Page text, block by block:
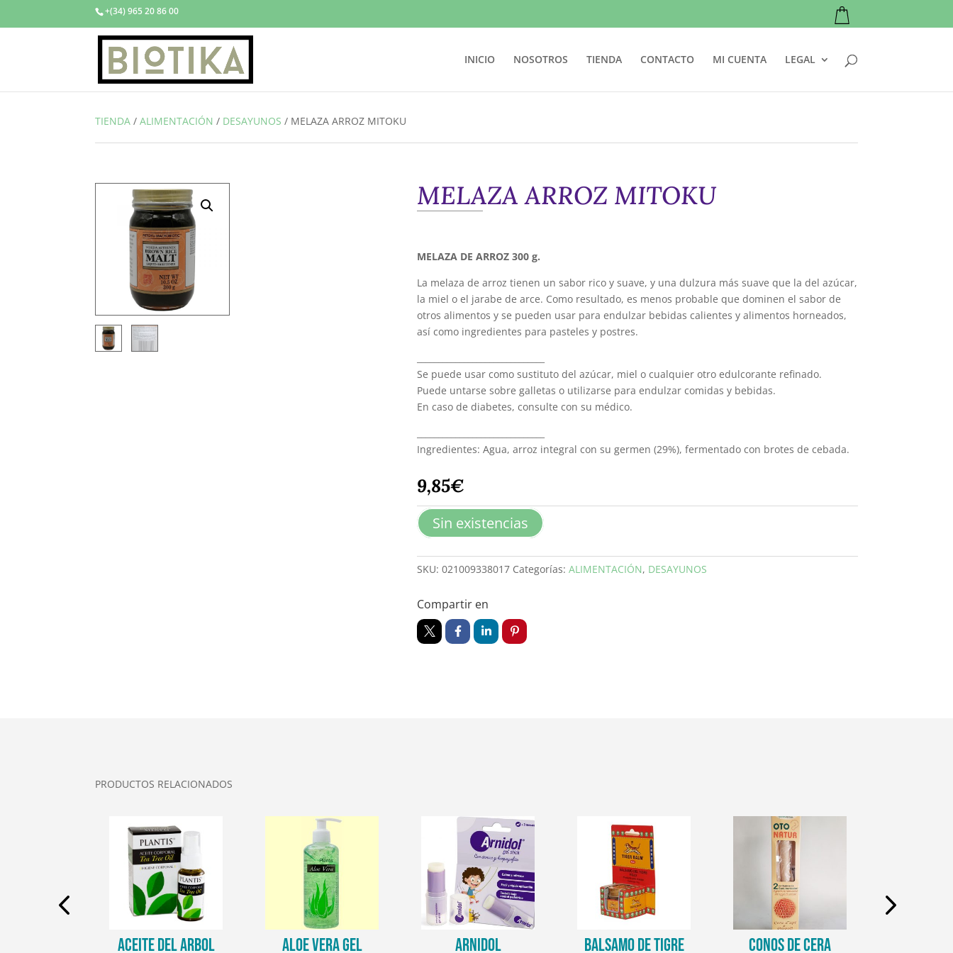
+(34) 965 20 86 00
INICIO NOSOTROS TIENDA CONTACTO MI CUENTA LEGAL
TIENDA /ALIMENTACIÓN / DESAYUNOS / MELAZA ARROZ MITOKU
MELAZA ARROZ MITOKU
MELAZA DE ARROZ 300 g.
La melaza de arroz tienen un sabor rico y suave, y una dulzura más suave que la del azúcar,
la miel o el jarabe de arce. Como resultado, es menos probable que dominen el sabor de
otros alimentos y se pueden usar para endulzar bebidas calientes y alimentos horneados,
así como ingredientes para pasteles y postres.
Se puede usar como sustituto del azúcar, miel o cualquier otro edulcorante refinado.
Puede untarse sobre galletas o utilizarse para endulzar comidas y bebidas.
En caso de diabetes, consulte con su médico.
Ingredientes: Agua, arroz integral con su germen (29%), fermentado con brotes de cebada.
9,85€
Sin existencias
SKU: 021009338017 Categorías: ALIMENTACIÓN, DESAYUNOS
Compartir en
PRODUCTOS RELACIONADOS
ACEITE DEL ARBOL
ALOE VERA GEL ARNIDOL
BALSAMO DE TIGRE
CONOS DE CERA